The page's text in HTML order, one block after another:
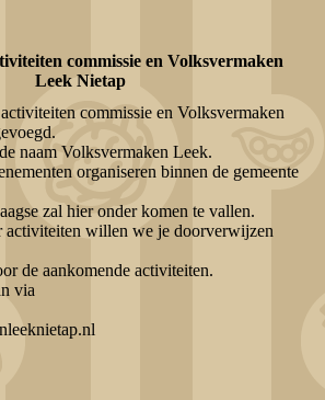
commissie en Volksvermaken
Leek Nietap
commissie en Volksvermaken
naam Volksvermaken Leek.
organiseren binnen de gemeente
zal hier onder komen te vallen.
activiteiten willen we je doorverwijzen
de aankomende activiteiten.
via